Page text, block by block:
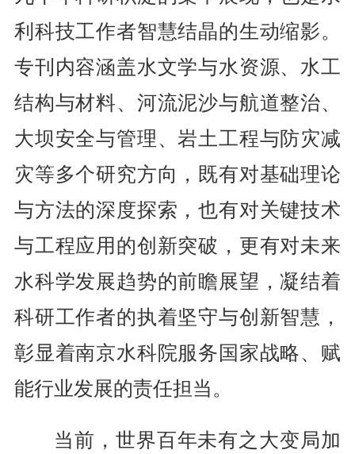
利科技工作者智慧结晶的生动缩影。
专刊内容涵盖水文学与水资源、水工
结构与材料、河流泥沙与航道整治、
大坝安全与管理、岩土工程与防灾减
灾等多个研究方向，既有对基础理论
与方法的深度探索，也有对关键技术
与工程应用的创新突破，更有对未来
水科学发展趋势的前瞻展望，凝结着
科研工作者的执着坚守与创新智慧，
彰显着南京水科院服务国家战略、赋
能行业发展的责任担当。
当前，世界百年未有之大变局加